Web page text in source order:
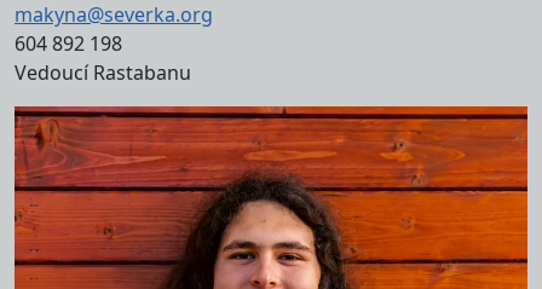
makyna@severka.org
604 892 198
Vedoucí Rastabanu